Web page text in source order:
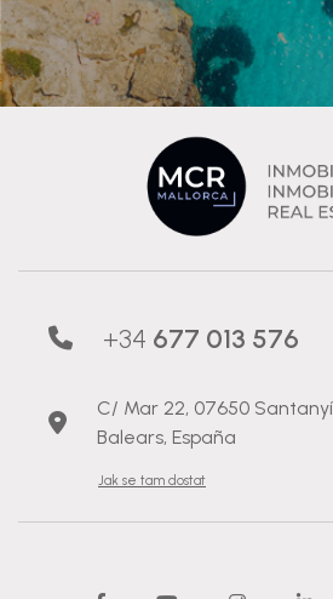
+34 677 013 576
C/ Mar 22, 07650
Balears, España
Jak se tam dostat